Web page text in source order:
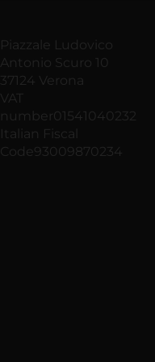
Piazzale Ludovico
Antonio Scuro 10
37124 Verona
VAT
number01541040232
Italian Fiscal
Code93009870234